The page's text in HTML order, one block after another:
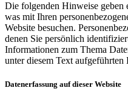
Die folgenden Hinweise geben
was mit Ihren
Website besuchen.
denen Sie persönlich
Informationen zum Thema
unter diesem Text aufgeführten
Datenerfassung auf dieser Website